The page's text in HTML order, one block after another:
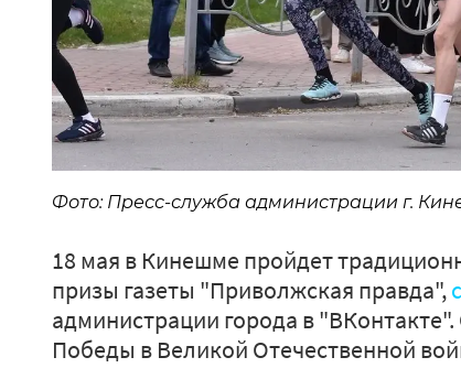
Фото: Пресс-служба администрации г.
18 мая в Кинешме пройдет
призы газеты "Приволжская правда",
администрации города в
Победы в Великой Отечественной